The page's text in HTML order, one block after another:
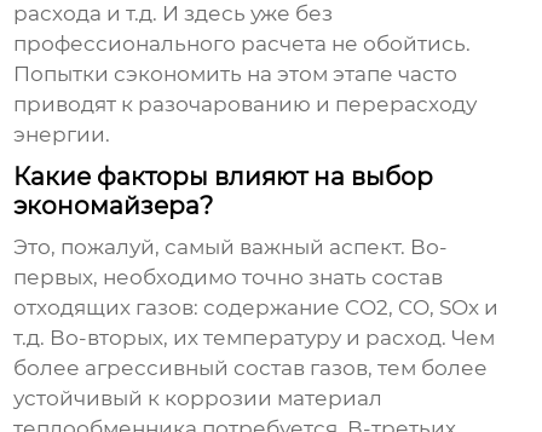
расхода и т.д. И здесь уже без
профессионального расчета не обойтись.
Попытки сэкономить на этом этапе часто
приводят к разочарованию и перерасходу
энергии.
Какие факторы влияют на выбор
экономайзера?
Это, пожалуй, самый важный аспект. Во-
первых, необходимо точно знать состав
отходящих газов: содержание CO2, CO, SOx и
т.д. Во-вторых, их температуру и расход. Чем
более агрессивный состав газов, тем более
устойчивый к коррозии материал